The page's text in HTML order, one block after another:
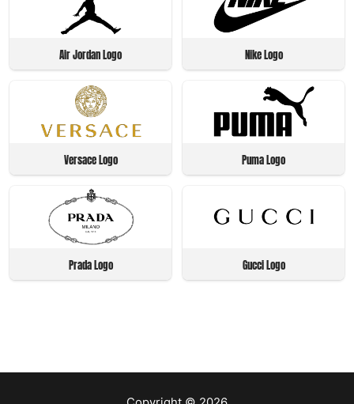
Air Jordan Logo Nike Logo
Versace Logo Puma Logo
Prada Logo Gucci Logo